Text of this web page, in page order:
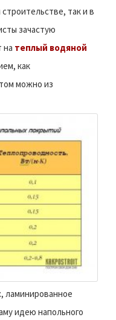
так и в
зачастую
на теплый водяной
как
можно из
ламинированное
идею напольного